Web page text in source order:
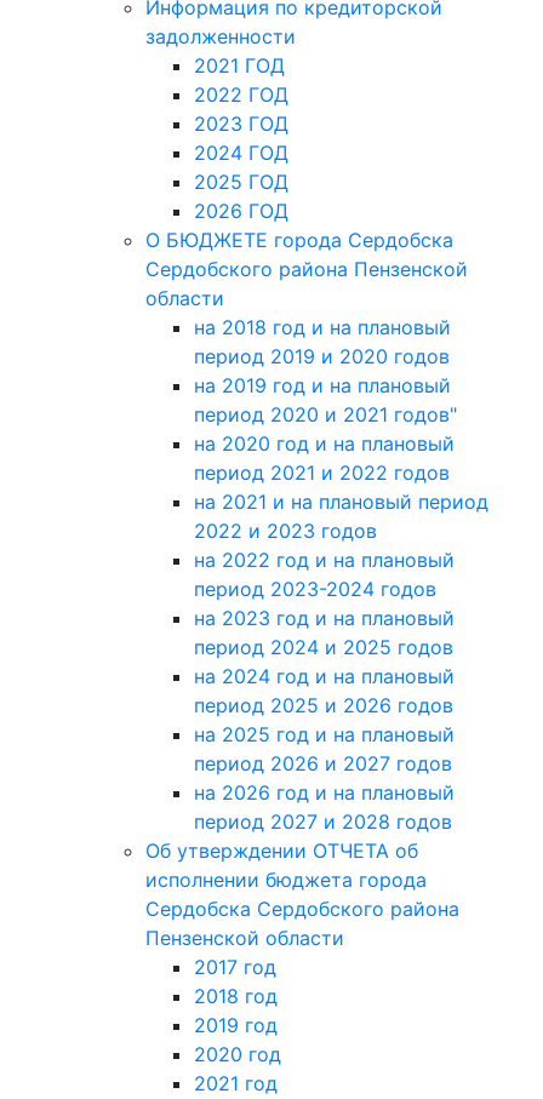
Информация по кредиторской
задолженности
2021 ГОД
2022 ГОД
2023 ГОД
2024 ГОД
2025 ГОД
2026 ГОД
О БЮДЖЕТЕ города Сердобска
Сердобского района Пензенской
области
на 2018 год и на плановый
период 2019 и 2020 годов
на 2019 год и на плановый
период 2020 и 2021 годов"
на 2020 год и на плановый
период 2021 и 2022 годов
на 2021 и на плановый период
2022 и 2023 годов
на 2022 год и на плановый
период 2023-2024 годов
на 2023 год и на плановый
период 2024 и 2025 годов
на 2024 год и на плановый
период 2025 и 2026 годов
на 2025 год и на плановый
период 2026 и 2027 годов
на 2026 год и на плановый
период 2027 и 2028 годов
Об утверждении ОТЧЕТА об
исполнении бюджета города
Сердобска Сердобского района
Пензенской области
2017 год
2018 год
2019 год
2020 год
2021 год